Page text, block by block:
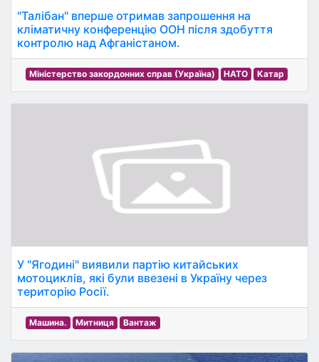
"Талібан" вперше отримав запрошення на
кліматичну конференцію ООН після здобуття
контролю над Афганістаном.
Міністерство закордонних справ (Україна) НАТО Катар
У "Ягодині" виявили партію китайських
мотоциклів, які були ввезені в Україну через
територію Росії.
Машина. Митниця Вантаж